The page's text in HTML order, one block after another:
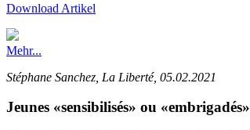
Download Artikel
Mehr...
Stéphane Sanchez, La Liberté, 05.02.2021
Jeunes «sensibilisés» ou «embrigadés»